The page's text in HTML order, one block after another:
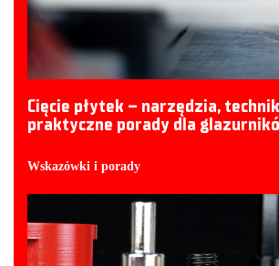
Cięcie płytek – narzędzia,
praktyczne porady dla
Wskazówki i porady